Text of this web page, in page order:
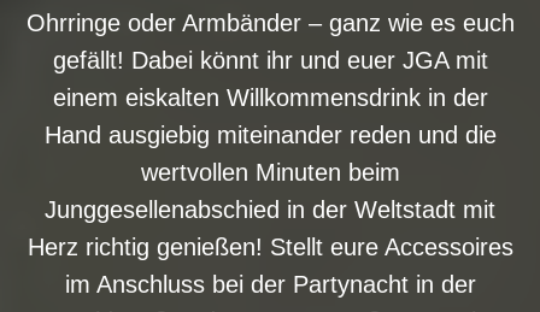
Ohrringe oder Armbänder – ganz wie es euch
gefällt! Dabei könnt ihr und euer JGA mit
einem eiskalten Willkommensdrink in der
Hand ausgiebig miteinander reden und die
wertvollen Minuten beim
Junggesellenabschied in der Weltstadt mit
Herz richtig genießen! Stellt eure Accessoires
im Anschluss bei der Partynacht in der